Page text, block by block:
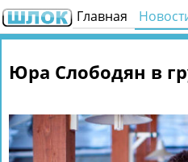
Главная
Юра Слободян в